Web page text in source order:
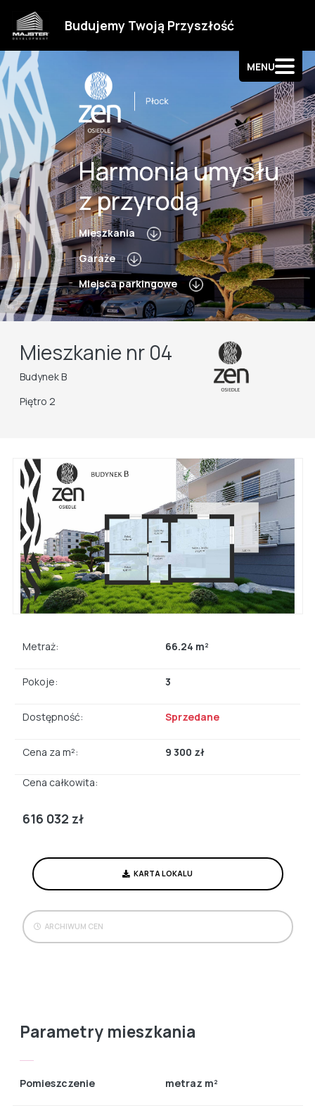
Budujemy Twoją Przyszłość
MENU
Kontakt
Harmonia umysłu
z przyrodą
Mieszkania
Garaże
Miejsca parkingowe
Mieszkanie nr 04
Budynek B
Piętro 2
Metraż: 66.24 m²
Pokoje: 3
Dostępność: Sprzedane
Cena za m²: 9 300 zł
Cena całkowita:
616 032 zł
KARTA LOKALU
ARCHIWUM CEN
Parametry mieszkania
Pomieszczenie metraz m²